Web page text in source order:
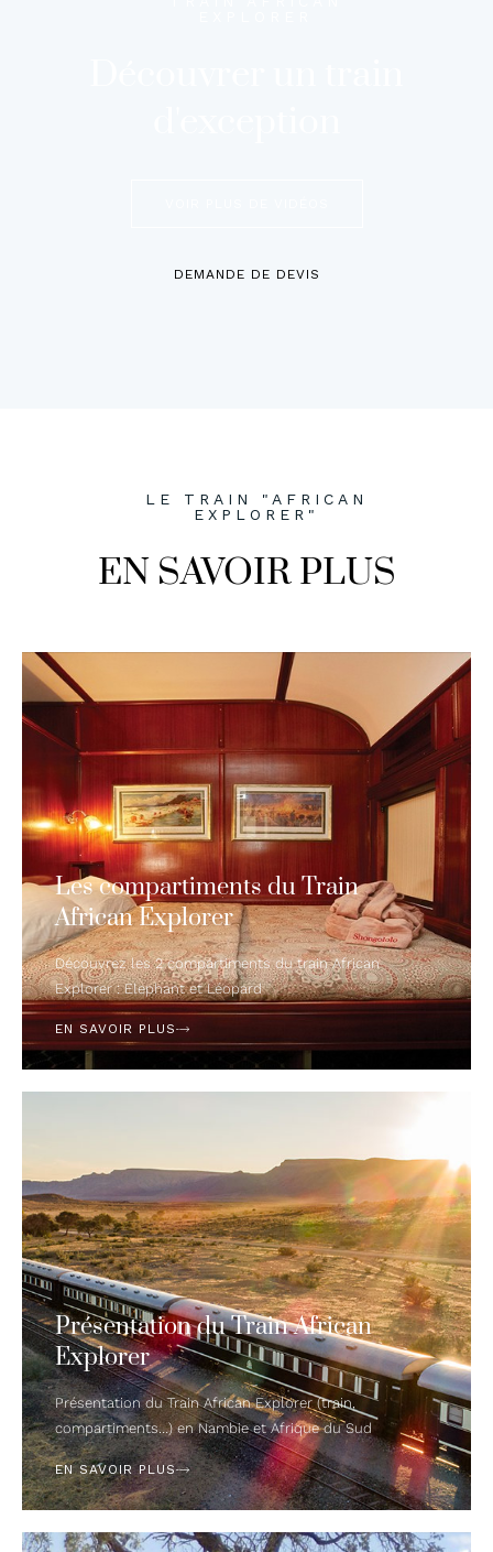
DEMANDE DE DEVIS
LE TRAIN "AFRICAN
EXPLORER"
EN SAVOIR PLUS
Les compartiments du Train
African Explorer
Découvrez les 2 compartiments du train African
Explorer : Elephant et Léopard
EN SAVOIR PLUS
Présentation du Train African
Explorer
Présentation du Train African Explorer (train,
compartiments…) en Nambie et Afrique du Sud
EN SAVOIR PLUS